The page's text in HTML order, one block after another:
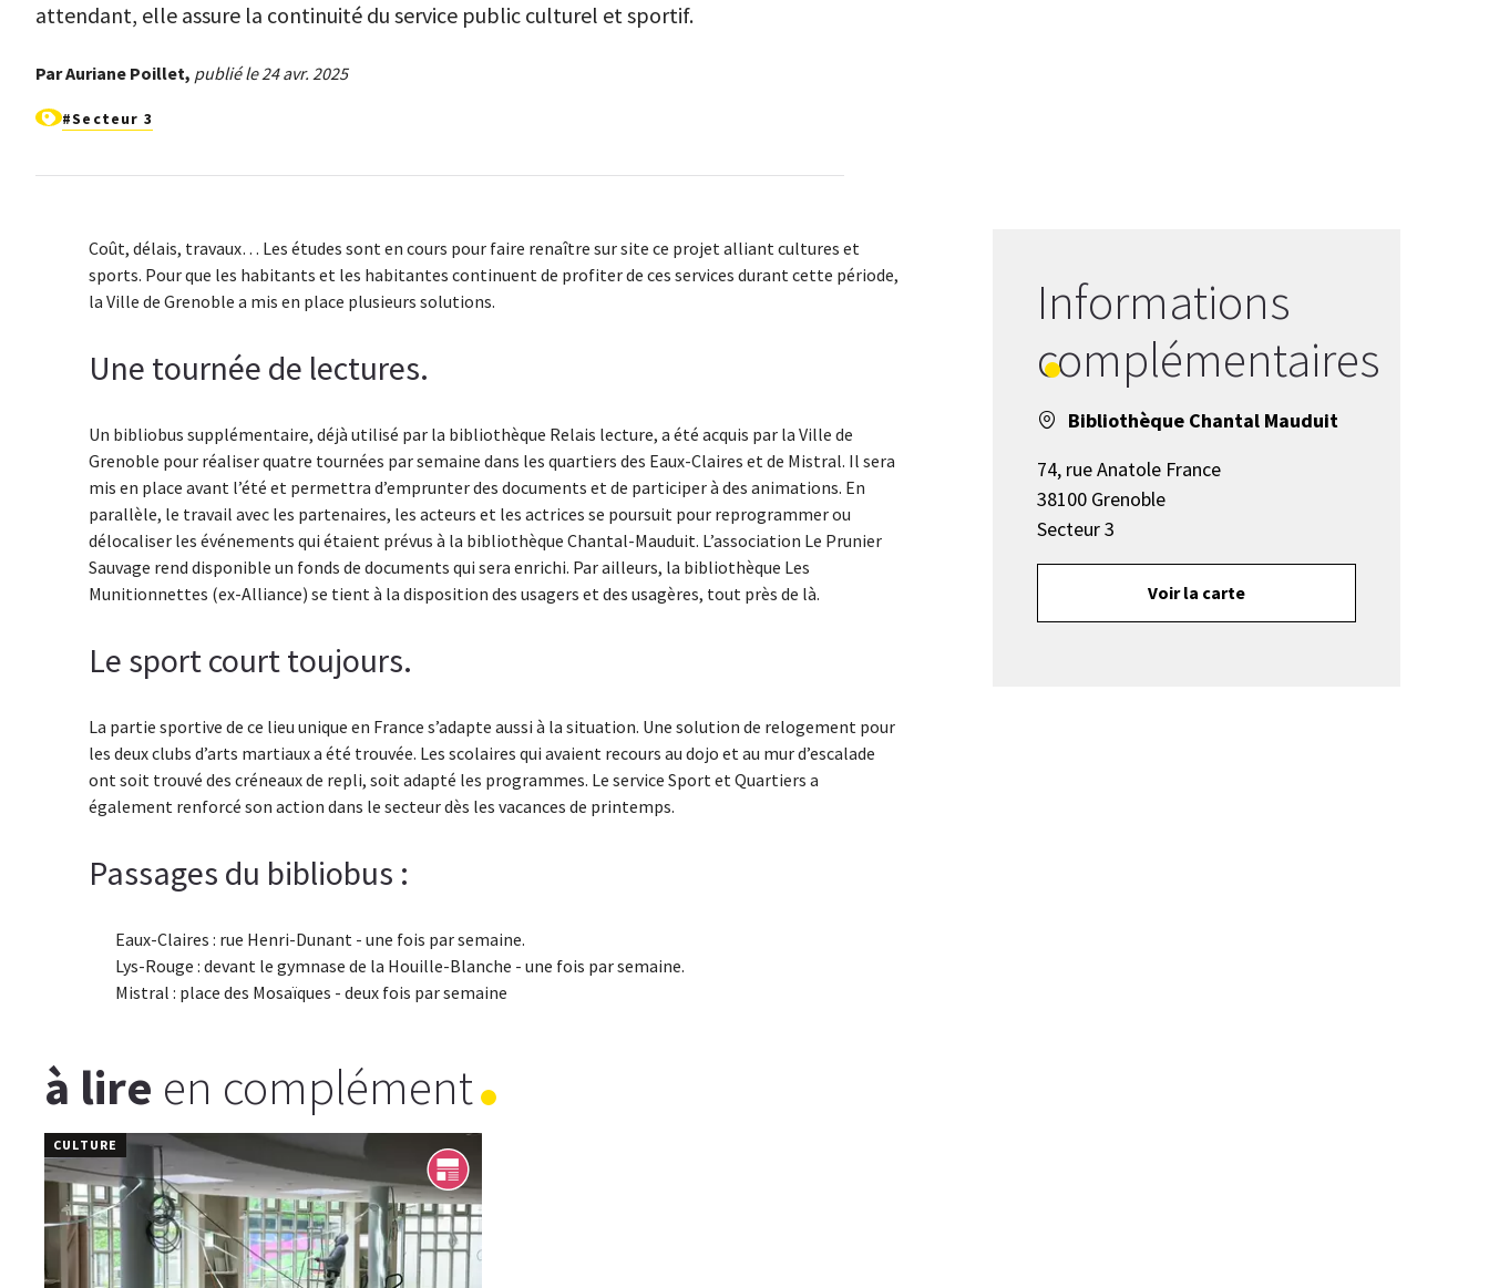
attendant, elle assure la continuité du service public culturel et sportif.
Par Auriane Poillet, publié le 24 avr. 2025
#Secteur 3
Coût, délais, travaux… Les études sont en cours pour faire renaître sur site ce projet alliant cultures et
sports. Pour que les habitants et les habitantes continuent de profiter de ces services durant cette période,
la Ville de Grenoble a mis en place plusieurs solutions.
Une tournée de lectures.
Un bibliobus supplémentaire, déjà utilisé par la bibliothèque Relais lecture, a été acquis par la Ville de
Grenoble pour réaliser quatre tournées par semaine dans les quartiers des Eaux-Claires et de Mistral. Il sera
mis en place avant l’été et permettra d’emprunter des documents et de participer à des animations. En
parallèle, le travail avec les partenaires, les acteurs et les actrices se poursuit pour reprogrammer ou
délocaliser les événements qui étaient prévus à la bibliothèque Chantal-Mauduit. L’association Le Prunier
Sauvage rend disponible un fonds de documents qui sera enrichi. Par ailleurs, la bibliothèque Les
Munitionnettes (ex-Alliance) se tient à la disposition des usagers et des usagères, tout près de là.
Le sport court toujours.
La partie sportive de ce lieu unique en France s’adapte aussi à la situation. Une solution de relogement pour
les deux clubs d’arts martiaux a été trouvée. Les scolaires qui avaient recours au dojo et au mur d’escalade
ont soit trouvé des créneaux de repli, soit adapté les programmes. Le service Sport et Quartiers a
également renforcé son action dans le secteur dès les vacances de printemps.
Passages du bibliobus :
Eaux-Claires : rue Henri-Dunant - une fois par semaine.
Lys-Rouge : devant le gymnase de la Houille-Blanche - une fois par semaine.
Mistral : place des Mosaïques - deux fois par semaine
Informations
complémentaires
Bibliothèque Chantal Mauduit
74, rue Anatole France
38100 Grenoble
Secteur 3
Voir la carte
à lire en complément
CULTURE